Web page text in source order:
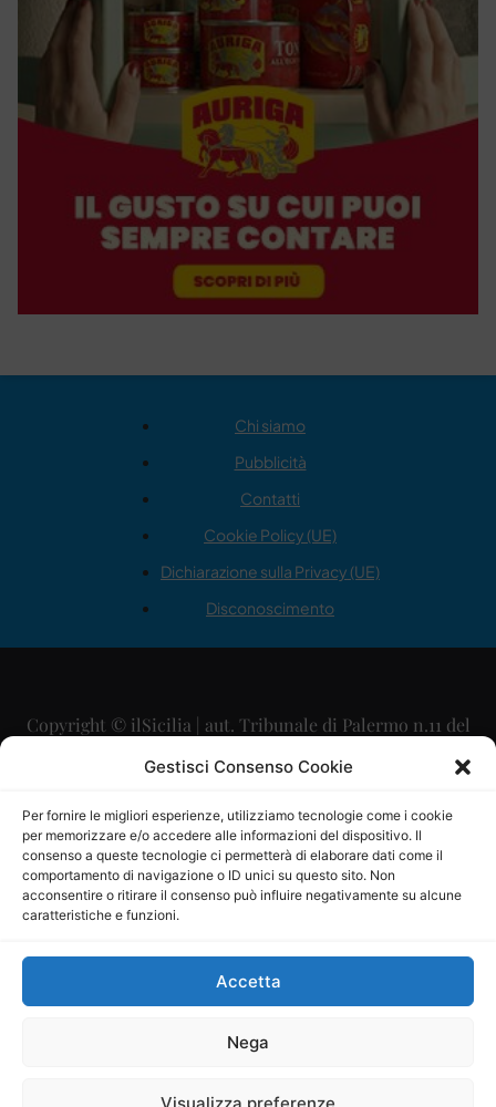
Gestisci Consenso Cookie
Per fornire le migliori esperienze, utilizziamo tecnologie come i cookie
per memorizzare e/o accedere alle informazioni del dispositivo. Il
consenso a queste tecnologie ci permetterà di elaborare dati come il
comportamento di navigazione o ID unici su questo sito. Non
acconsentire o ritirare il consenso può influire negativamente su alcune
caratteristiche e funzioni.
Accetta
Nega
Chi siamo
Pubblicità
Contatti
Cookie Policy (UE)
Dichiarazione sulla Privacy (UE)
Disconoscimento
Copyright © ilSicilia | aut. Tribunale di Palermo n.11 del
29/09/2015
Direttore Editoriale: Maurizio Scaglione
Direttore Responsabile: Maria Calabrese
P.IVA: 06334930820
Mercurio Comunicazione Società Cooperativa a r.l. è
iscritta al Registro degli Operatori di Comunicazione al